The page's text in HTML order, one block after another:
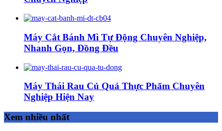
Máy Cắt Bánh Mì Tự Động Chuyên Nghiệp,
Nhanh Gọn, Đồng Đều
Máy Thái Rau Củ Quả Thực Phẩm Chuyên
Nghiệp Hiện Nay
Xem nhiều nhất